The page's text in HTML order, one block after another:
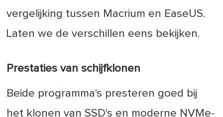
vergelijking tussen Macrium en EaseUS.
Laten we de verschillen eens bekijken.
Prestaties van schijfklonen
Beide programma's presteren goed bij
het klonen van SSD's en moderne NVMe-